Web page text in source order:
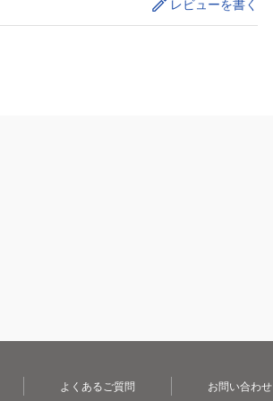
レビューを書く
よくあるご質問 お問い合わせ